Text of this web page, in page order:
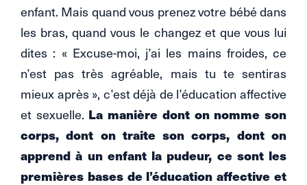
enfant. Mais quand vous prenez votre bébé dans
les bras, quand vous le changez et que vous lui
dites : « Excuse-moi, j’ai les mains froides, ce
n’est pas très agréable, mais tu te sentiras
mieux après », c’est déjà de l’éducation affective
et sexuelle. La manière dont on nomme son
corps, dont on traite son corps, dont on
apprend à un enfant la pudeur, ce sont les
premières bases de l’éducation affective et